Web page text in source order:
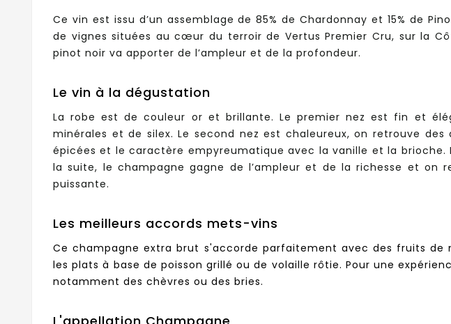
Ce vin est issu d’un assemblage de 85% de Chardonnay et 15% de
de vignes situées au cœur du terroir de Vertus Premier Cru, sur la
pinot noir va apporter de l’ampleur et de la profondeur.
Le vin à la dégustation
La robe est de couleur or et brillante. Le premier nez est fin et
minérales et de silex. Le second nez est chaleureux, on retrouve
épicées et le caractère empyreumatique avec la vanille et la
la suite, le champagne gagne de l’ampleur et de la richesse et
puissante.
Les meilleurs accords mets-vins
Ce champagne extra brut s'accorde parfaitement avec des fruits
les plats à base de poisson grillé ou de volaille rôtie. Pour une
notamment des chèvres ou des bries.